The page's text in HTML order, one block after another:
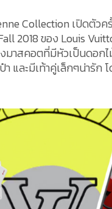
Collection เปิดตั
2018 ของ Louis
มาสคอตที่มีหัวเป็นดอก
และมีเท้าคู่เล็กๆน่ารัก